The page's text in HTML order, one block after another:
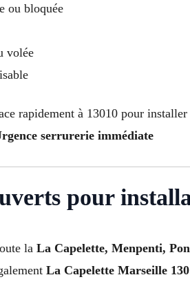
ou bloquée
volée
rapidement à 13010 pour
serrurerie immédiate
pour
la La Capelette, Menpenti,
La Capelette Marseille